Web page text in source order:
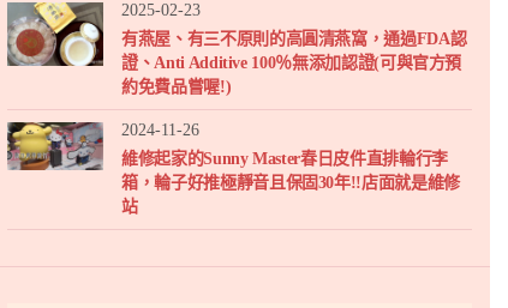
2025-02-23
有燕屋、有三不原則的高圓清燕窩，通過FDA認
證、Anti Additive 100％無添加認證(可與官方預
約免費品嘗喔!)
2024-11-26
維修起家的Sunny Master春日皮件直排輪行李
箱，輪子好推極靜音且保固30年!!店面就是維修
站